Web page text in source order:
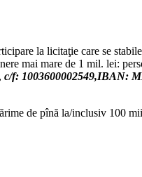
la licitaţie care se
mai mare de 1 mil. lei:
, c/f: 1003600002549,IBAN:
de pînă la/inclusiv 100